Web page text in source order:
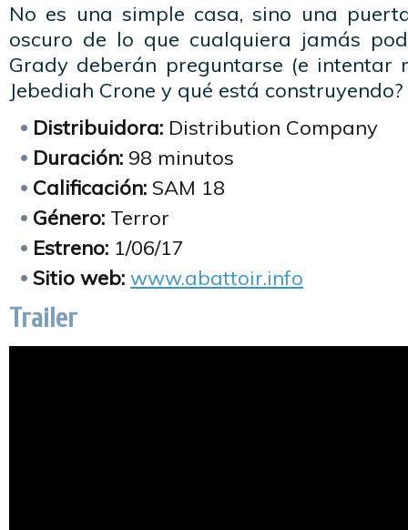
No es una simple casa, sino una
oscuro de lo que cualquiera jamás
Grady deberán preguntarse (e intentar
Jebediah Crone y qué está construyendo?
Distribuidora: Distribution Company
Duración: 98 minutos
Calificación: SAM 18
Género: Terror
Estreno: 1/06/17
Sitio web: www.abattoir.info
Trailer